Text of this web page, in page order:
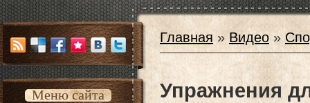
Меню сайта
Главная »Видео »
Упражнения